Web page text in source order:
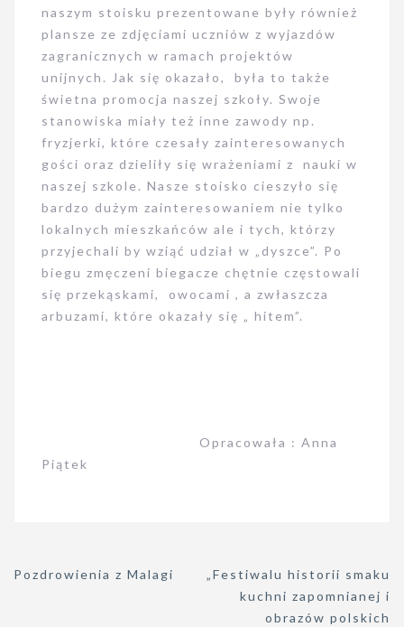
naszym stoisku prezentowane były również
plansze ze zdjęciami uczniów z wyjazdów
zagranicznych w ramach projektów
unijnych. Jak się okazało, była to także
świetna promocja naszej szkoły. Swoje
stanowiska miały też inne zawody np.
fryzjerki, które czesały zainteresowanych
gości oraz dzieliły się wrażeniami z nauki w
naszej szkole. Nasze stoisko cieszyło się
bardzo dużym zainteresowaniem nie tylko
lokalnych mieszkańców ale i tych, którzy
przyjechali by wziąć udział w „dyszce”. Po
biegu zmęczeni biegacze chętnie częstowali
się przekąskami, owocami , a zwłaszcza
arbuzami, które okazały się „ hitem”.
Opracowała : Anna
Piątek
Nawigacja
Pozdrowienia z Malagi
„Festiwalu historii smaku
kuchni zapomnianej i
obrazów polskich